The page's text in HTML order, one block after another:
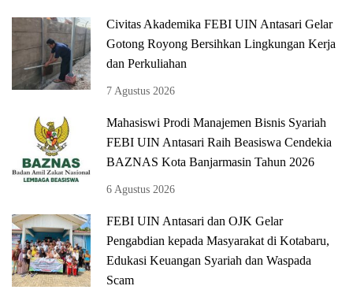
Civitas Akademika FEBI UIN Antasari Gelar
Gotong Royong Bersihkan Lingkungan Kerja
dan Perkuliahan
7 Agustus 2026
Mahasiswi Prodi Manajemen Bisnis Syariah
FEBI UIN Antasari Raih Beasiswa Cendekia
BAZNAS Kota Banjarmasin Tahun 2026
6 Agustus 2026
FEBI UIN Antasari dan OJK Gelar
Pengabdian kepada Masyarakat di Kotabaru,
Edukasi Keuangan Syariah dan Waspada
Scam